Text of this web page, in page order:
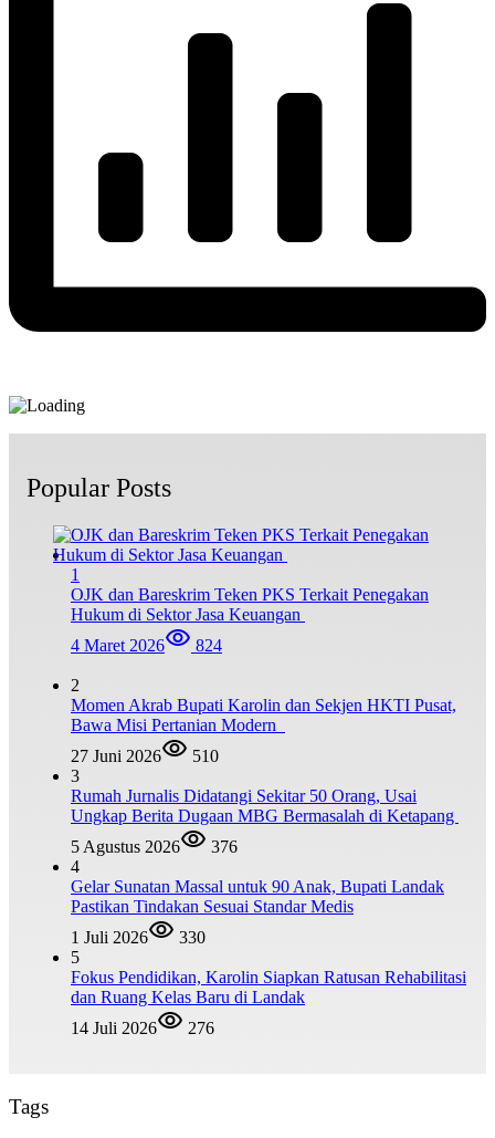
Popular Posts
1
OJK dan Bareskrim Teken PKS Terkait Penegakan
Hukum di Sektor Jasa Keuangan
4 Maret 2026
824
2
Momen Akrab Bupati Karolin dan Sekjen HKTI Pusat,
Bawa Misi Pertanian Modern
27 Juni 2026
510
3
Rumah Jurnalis Didatangi Sekitar 50 Orang, Usai
Ungkap Berita Dugaan MBG Bermasalah di Ketapang
5 Agustus 2026
376
4
Gelar Sunatan Massal untuk 90 Anak, Bupati Landak
Pastikan Tindakan Sesuai Standar Medis
1 Juli 2026
330
5
Fokus Pendidikan, Karolin Siapkan Ratusan Rehabilitasi
dan Ruang Kelas Baru di Landak
14 Juli 2026
276
Tags